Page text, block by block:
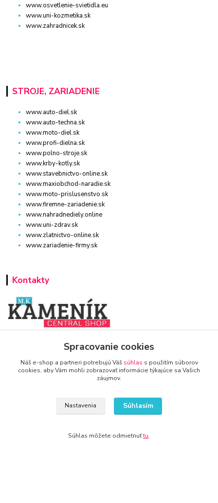
www.osvetlenie-svietidla.eu
www.uni-kozmetika.sk
www.zahradnicek.sk
STROJE, ZARIADENIE
www.auto-diel.sk
www.auto-techna.sk
www.moto-diel.sk
www.profi-dielna.sk
www.polno-stroje.sk
www.krby-kotly.sk
www.stavebnictvo-online.sk
www.maxiobchod-naradie.sk
www.moto-prislusenstvo.sk
www.firemne-zariadenie.sk
www.nahradnediely.online
www.uni-zdrav.sk
www.zlatnictvo-online.sk
www.zariadenie-firmy.sk
Kontakty
www.zariadenie-firmy.sk
+421 940 949 000
Spracovanie cookies
Náš e-shop a partneri potrebujú Váš súhlas s použitím súborov
cookies, aby Vám mohli zobrazovať informácie týkajúce sa Vašich
záujmov.
Nastavenia Súhlasím
Súhlas môžete odmietnuťtu.